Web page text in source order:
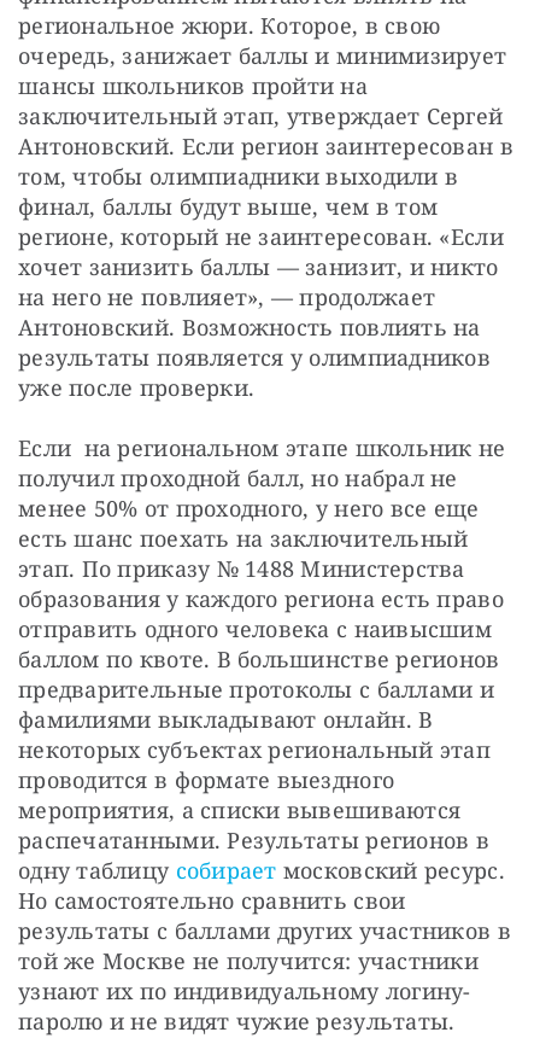
региональное жюри. Которое, в свою
очередь, занижает баллы и минимизирует
шансы школьников пройти на
заключительный этап, утверждает Сергей
Антоновский. Если регион заинтересован в
том, чтобы олимпиадники выходили в
финал, баллы будут выше, чем в том
регионе, который не заинтересован. «Если
хочет занизить баллы — занизит, и никто
на него не повлияет», — продолжает
Антоновский. Возможность повлиять на
результаты появляется у олимпиадников
уже после проверки.
Если  на региональном этапе школьник не
получил проходной балл, но набрал не
менее 50% от проходного, у него все еще
есть шанс поехать на заключительный
этап. По приказу № 1488 Министерства
образования у каждого региона есть право
отправить одного человека с наивысшим
баллом по квоте. В большинстве регионов
предварительные протоколы с баллами и
фамилиями выкладывают онлайн. В
некоторых субъектах региональный этап
проводится в формате выездного
мероприятия, а списки вывешиваются
распечатанными. Результаты регионов в
одну таблицу собирает московский ресурс.
Но самостоятельно сравнить свои
результаты с баллами других участников в
той же Москве не получится: участники
узнают их по индивидуальному логину-
паролю и не видят чужие результаты.